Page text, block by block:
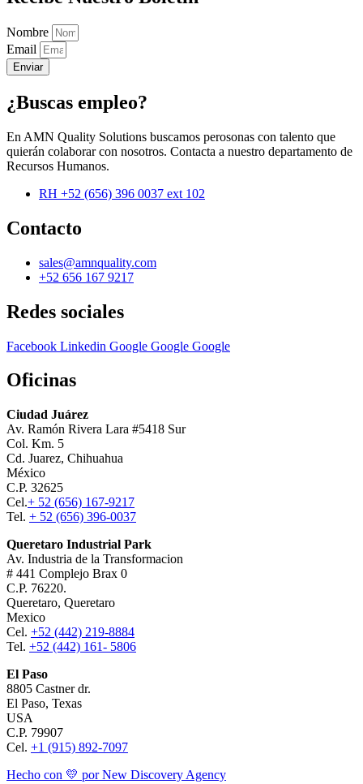
Nombre
Email
Enviar
¿Buscas empleo?
En AMN Quality Solutions buscamos perosonas con talento que
quierán colaborar con nosotros. Contacta a nuestro departamento de
Recursos Humanos.
RH +52 (656) 396 0037 ext 102
Contacto
sales@amnquality.com
+52 656 167 9217
Redes sociales
Facebook Linkedin Google Google Google
Oficinas
Ciudad Juárez
Av. Ramón Rivera Lara #5418 Sur
Col. Km. 5
Cd. Juarez, Chihuahua
México
C.P. 32625
Cel.+ 52 (656) 167-9217
Tel. + 52 (656) 396-0037
Queretaro Industrial Park
Av. Industria de la Transformacion
# 441 Complejo Brax 0
C.P. 76220.
Queretaro, Queretaro
Mexico
Cel. +52 (442) 219-8884
Tel. +52 (442) 161- 5806
El Paso
8805 Castner dr.
El Paso, Texas
USA
C.P. 79907
Cel. +1 (915) 892-7097
Hecho con 💛 por New Discovery Agency